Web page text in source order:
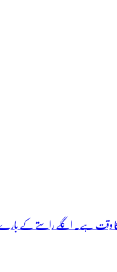
کا وقت ہے۔ اگلے راستے کے